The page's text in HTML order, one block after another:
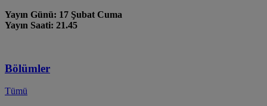
Yayın Günü: 17 Şubat Cuma
Yayın Saati: 21.45
Bölümler
Tümü